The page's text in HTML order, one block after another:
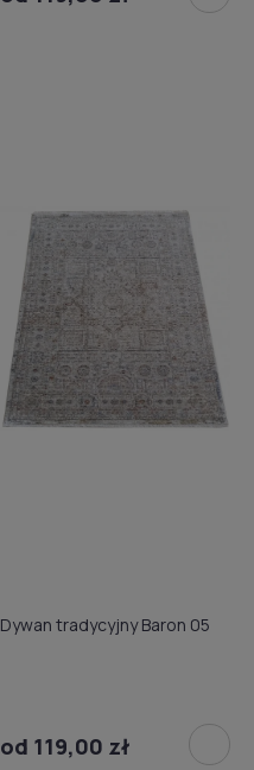
Dywan tradycyjny Baron 05
od 119,00 zł